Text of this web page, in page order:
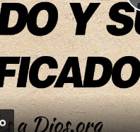
P
l
a